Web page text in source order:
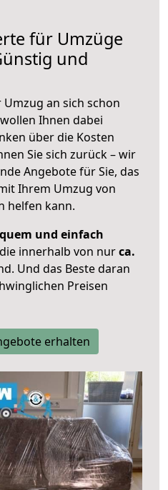
für Umzüge
und
an sich schon
Ihnen dabei
über die Kosten
Sie sich zurück – wir
Angebote für Sie, das
Ihrem Umzug von
helfen kann.
und einfach
innerhalb von nurca.
Und das Beste daran
Preisen
erhalten